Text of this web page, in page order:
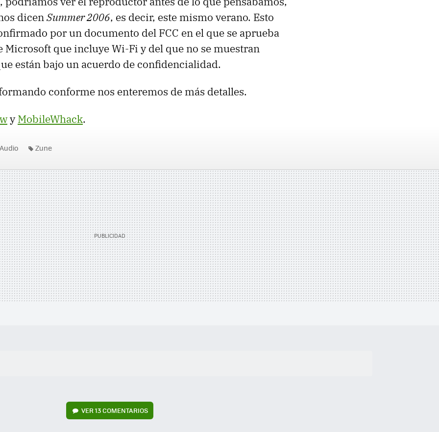
dicenSummer 2006, es decir, este mismo verano. Esto
por un documento del FCC en el que se aprueba
Microsoft que incluye Wi-Fi y del que no se muestran
están bajo un acuerdo de confidencialidad.
conforme nos enteremos de más detalles.
yMobileWhack.
Audio Zune
VER13 COMENTARIOS